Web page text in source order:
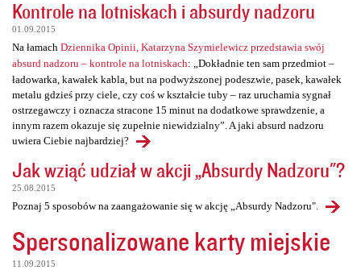
Kontrole na lotniskach i absurdy nadzoru
01.09.2015
Na łamach Dziennika Opinii, Katarzyna Szymielewicz przedstawia swój
absurd nadzoru – kontrole na lotniskach: „Dokładnie ten sam przedmiot –
ładowarka, kawałek kabla, but na podwyższonej podeszwie, pasek, kawałek
metalu gdzieś przy ciele, czy coś w kształcie tuby – raz uruchamia sygnał
ostrzegawczy i oznacza stracone 15 minut na dodatkowe sprawdzenie, a
innym razem okazuje się zupełnie niewidzialny”. A jaki absurd nadzoru
uwiera Ciebie najbardziej?
Jak wziąć udział w akcji „Absurdy Nadzoru"?
25.08.2015
Poznaj 5 sposobów na zaangażowanie się w akcję „Absurdy Nadzoru".
Spersonalizowane karty miejskie
11.09.2015